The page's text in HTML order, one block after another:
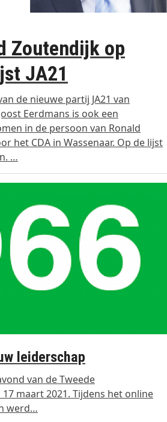
Zoutendijk op
JA21
de nieuwe partij JA21 van
Eerdmans is ook een
in de persoon van Ronald
het CDA in Wassenaar. Op de lijst
…
leiderschap
van de Tweede
maart 2021. Tijdens het online
werd…